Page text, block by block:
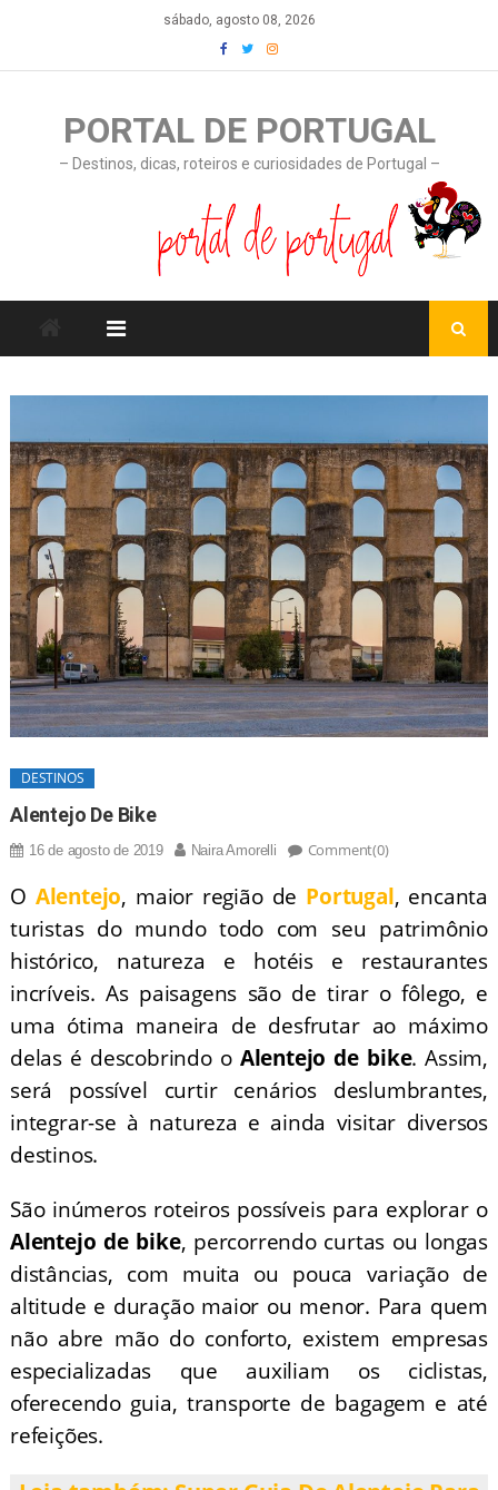
content
sábado, agosto 08, 2026
PORTAL DE PORTUGAL
– Destinos, dicas, roteiros e curiosidades de Portugal –
DESTINOS
Alentejo De Bike
16 de agosto de 2019 Naira Amorelli Comment(0)
O Alentejo, maior região de Portugal, encanta
turistas do mundo todo com seu patrimônio
histórico, natureza e hotéis e restaurantes
incríveis. As paisagens são de tirar o fôlego, e
uma ótima maneira de desfrutar ao máximo
delas é descobrindo o Alentejo de bike. Assim,
será possível curtir cenários deslumbrantes,
integrar-se à natureza e ainda visitar diversos
destinos.
São inúmeros roteiros possíveis para explorar o
Alentejo de bike, percorrendo curtas ou longas
distâncias, com muita ou pouca variação de
altitude e duração maior ou menor. Para quem
não abre mão do conforto, existem empresas
especializadas que auxiliam os ciclistas,
oferecendo guia, transporte de bagagem e até
refeições.